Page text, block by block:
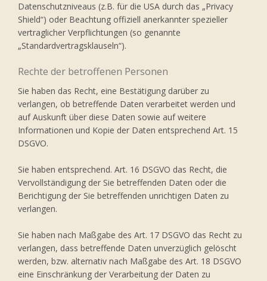
Datenschutzniveaus (z.B. für die USA durch das „Privacy
Shield“) oder Beachtung offiziell anerkannter spezieller
vertraglicher Verpflichtungen (so genannte
„Standardvertragsklauseln“).
Rechte der betroffenen Personen
Sie haben das Recht, eine Bestätigung darüber zu
verlangen, ob betreffende Daten verarbeitet werden und
auf Auskunft über diese Daten sowie auf weitere
Informationen und Kopie der Daten entsprechend Art. 15
DSGVO.
Sie haben entsprechend. Art. 16 DSGVO das Recht, die
Vervollständigung der Sie betreffenden Daten oder die
Berichtigung der Sie betreffenden unrichtigen Daten zu
verlangen.
Sie haben nach Maßgabe des Art. 17 DSGVO das Recht zu
verlangen, dass betreffende Daten unverzüglich gelöscht
werden, bzw. alternativ nach Maßgabe des Art. 18 DSGVO
eine Einschränkung der Verarbeitung der Daten zu